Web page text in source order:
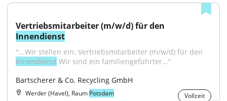
Innendienst
Innendienst Wir sind ein familiengeführter..."
Bartscherer & Co. Recycling GmbH
Werder (Havel), Raum Potsdam Vollzeit